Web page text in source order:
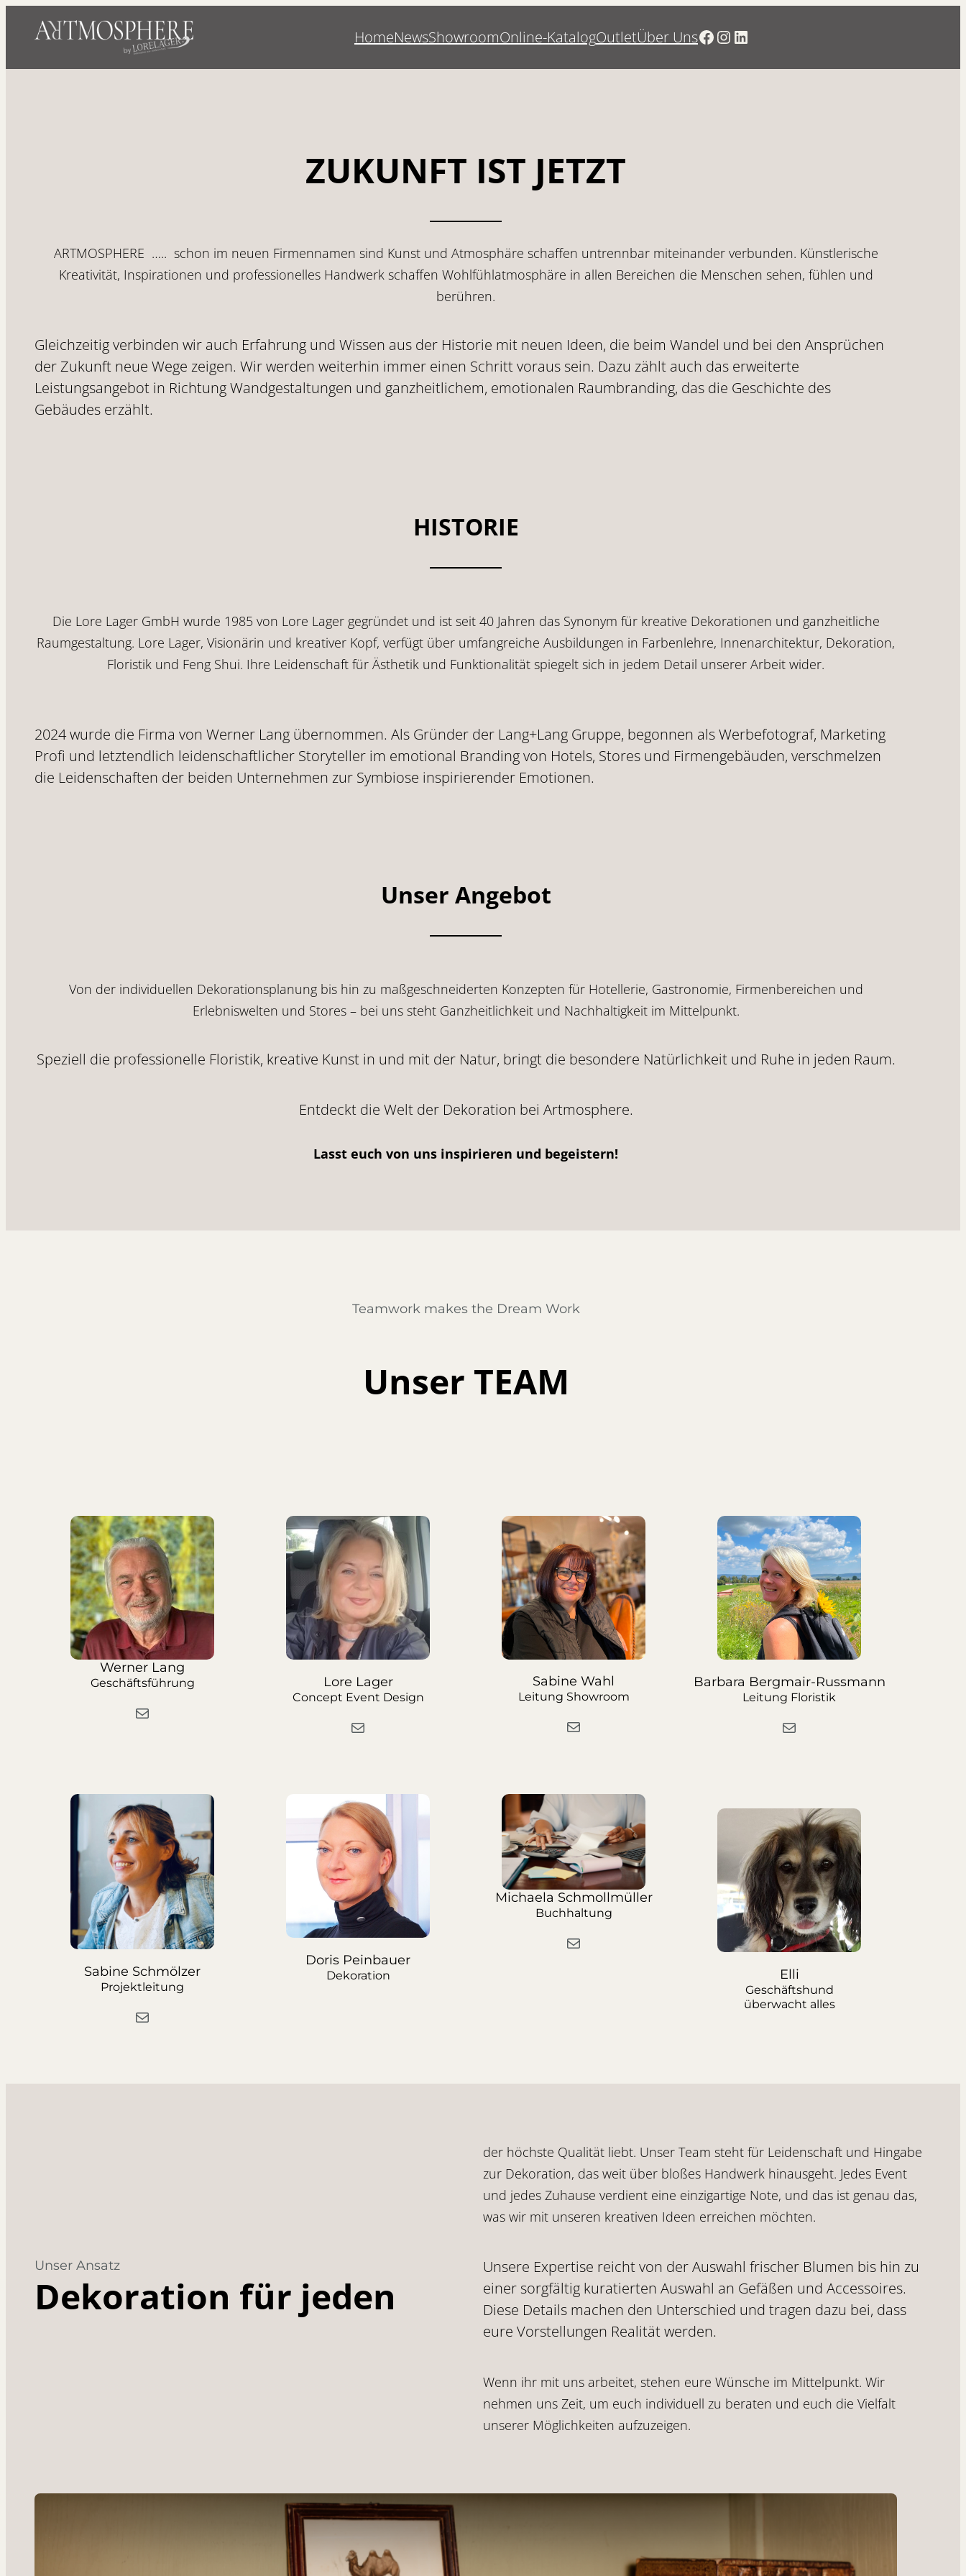
HomeNewsShowroomOnline-KatalogOutletÜber Uns
ZUKUNFT IST JETZT
ARTMOSPHERE ….. schon im neuen Firmennamen sind Kunst und Atmosphäre schaffen untrennbar miteinander verbunden. Künstlerische
Kreativität, Inspirationen und professionelles Handwerk schaffen Wohlfühlatmosphäre in allen Bereichen die Menschen sehen, fühlen und
berühren.
Gleichzeitig verbinden wir auch Erfahrung und Wissen aus der Historie mit neuen Ideen, die beim Wandel und bei den Ansprüchen
der Zukunft neue Wege zeigen. Wir werden weiterhin immer einen Schritt voraus sein. Dazu zählt auch das erweiterte
Leistungsangebot in Richtung Wandgestaltungen und ganzheitlichem, emotionalen Raumbranding, das die Geschichte des
Gebäudes erzählt.
HISTORIE
Die Lore Lager GmbH wurde 1985 von Lore Lager gegründet und ist seit 40 Jahren das Synonym für kreative Dekorationen und ganzheitliche
Raumgestaltung. Lore Lager, Visionärin und kreativer Kopf, verfügt über umfangreiche Ausbildungen in Farbenlehre, Innenarchitektur, Dekoration,
Floristik und Feng Shui. Ihre Leidenschaft für Ästhetik und Funktionalität spiegelt sich in jedem Detail unserer Arbeit wider.
2024 wurde die Firma von Werner Lang übernommen. Als Gründer der Lang+Lang Gruppe, begonnen als Werbefotograf, Marketing
Profi und letztendlich leidenschaftlicher Storyteller im emotional Branding von Hotels, Stores und Firmengebäuden, verschmelzen
die Leidenschaften der beiden Unternehmen zur Symbiose inspirierender Emotionen.
Unser Angebot
Von der individuellen Dekorationsplanung bis hin zu maßgeschneiderten Konzepten für Hotellerie, Gastronomie, Firmenbereichen und
Erlebniswelten und Stores – bei uns steht Ganzheitlichkeit und Nachhaltigkeit im Mittelpunkt.
Speziell die professionelle Floristik, kreative Kunst in und mit der Natur, bringt die besondere Natürlichkeit und Ruhe in jeden Raum.
Entdeckt die Welt der Dekoration bei Artmosphere.
Lasst euch von uns inspirieren und begeistern!
Teamwork makes the Dream Work
Unser TEAM
Werner Lang
Geschäftsführung Lore Lager
Concept Event Design
Sabine Wahl
Leitung Showroom
Barbara Bergmair-Russmann
Leitung Floristik
Sabine Schmölzer
Projektleitung
Doris Peinbauer
Dekoration
Michaela Schmollmüller
Buchhaltung
Elli
Geschäftshund
überwacht alles
Unser Ansatz
Dekoration für jeden
der höchste Qualität liebt. Unser Team steht für Leidenschaft und Hingabe
zur Dekoration, das weit über bloßes Handwerk hinausgeht. Jedes Event
und jedes Zuhause verdient eine einzigartige Note, und das ist genau das,
was wir mit unseren kreativen Ideen erreichen möchten.
Unsere Expertise reicht von der Auswahl frischer Blumen bis hin zu
einer sorgfältig kuratierten Auswahl an Gefäßen und Accessoires.
Diese Details machen den Unterschied und tragen dazu bei, dass
eure Vorstellungen Realität werden.
Wenn ihr mit uns arbeitet, stehen eure Wünsche im Mittelpunkt. Wir
nehmen uns Zeit, um euch individuell zu beraten und euch die Vielfalt
unserer Möglichkeiten aufzuzeigen.